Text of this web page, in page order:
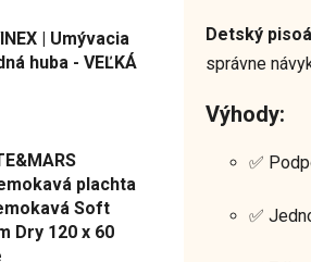
| Umývacia
huba - VEĽKÁ
plachta
Soft
Dry 120 x 60
Detský
správne
Výhody:
✅
✅